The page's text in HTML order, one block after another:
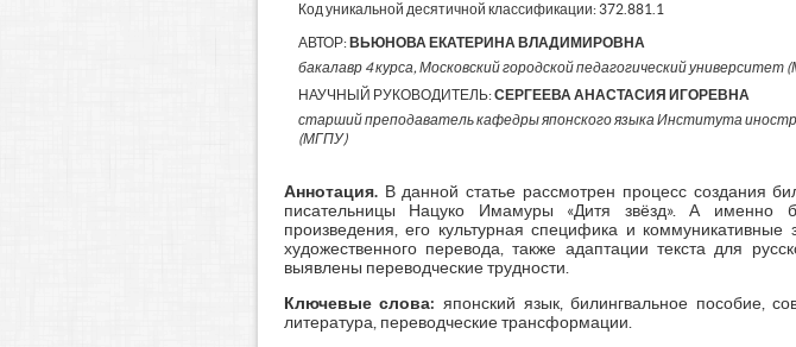
Код уникальной десятичной классификации: 372.881.1
АВТОР: ВЬЮНОВА ЕКАТЕРИНА ВЛАДИМИРОВНА
бакалавр 4 курса, Московский городской педагогический университет
НАУЧНЫЙ РУКОВОДИТЕЛЬ:СЕРГЕЕВА АНАСТАСИЯ ИГОРЕВНА
старший преподаватель кафедры японского языка Института
(МГПУ)
Аннотация.В данной статье рассмотрен процесс создания
писательницы Нацуко Имамуры «Дитя звёзд». А именно
произведения, его культурная специфика и
художественного перевода, также адаптации текста для
выявлены переводческие трудности.
Ключевые слова: японский язык, билингвальное пособие,
литература, переводческие трансформации.